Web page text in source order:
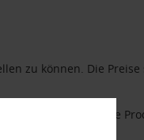
zu können. Die
Orange sind unsere